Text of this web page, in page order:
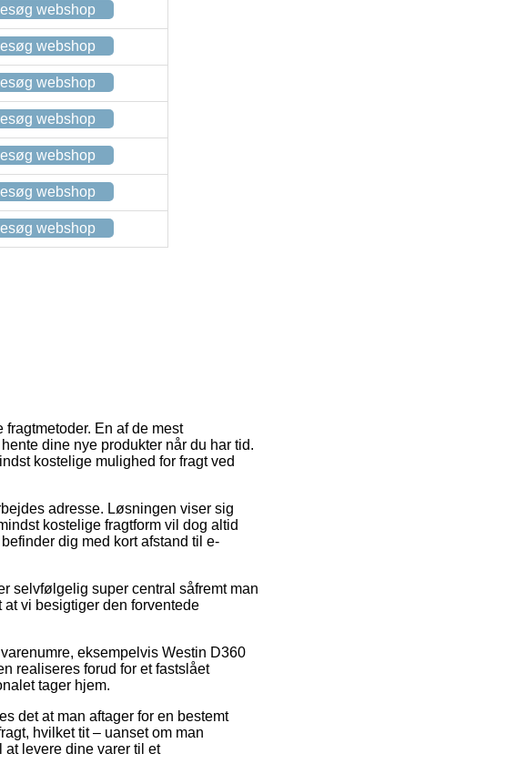
webshop
webshop
webshop
webshop
webshop
webshop
webshop
En af de mest
dine nye produkter når du har tid.
kostelige mulighed for fragt ved
adresse. Løsningen viser sig
kostelige fragtform vil dog altid
dig med kort afstand til e-
selvfølgelig super central såfremt man
vi besigtiger den forventede
eksempelvis Westin D360
realiseres forud for et fastslået
tager hjem.
det at man aftager for en bestemt
hvilket tit – uanset om man
levere dine varer til et